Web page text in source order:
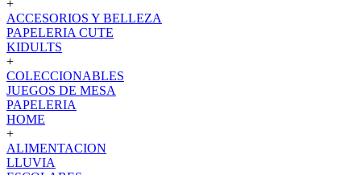
+
ACCESORIOS Y BELLEZA
PAPELERIA CUTE
KIDULTS
+
COLECCIONABLES
JUEGOS DE MESA
PAPELERIA
HOME
+
ALIMENTACION
LLUVIA